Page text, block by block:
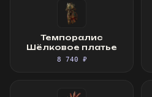
Темпоралис
Шёлковое платье
8 740 ₽